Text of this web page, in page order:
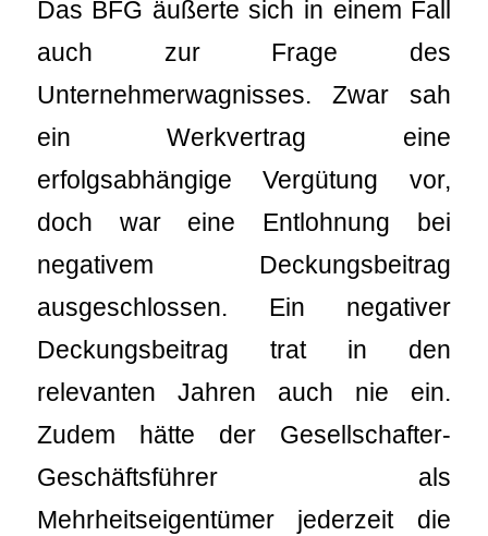
Das BFG äußerte sich in einem Fall
auch zur Frage des
Unternehmerwagnisses. Zwar sah
ein Werkvertrag eine
erfolgsabhängige Vergütung vor,
doch war eine Entlohnung bei
negativem Deckungsbeitrag
ausgeschlossen. Ein negativer
Deckungsbeitrag trat in den
relevanten Jahren auch nie ein.
Zudem hätte der Gesellschafter-
Geschäftsführer als
Mehrheitseigentümer jederzeit die